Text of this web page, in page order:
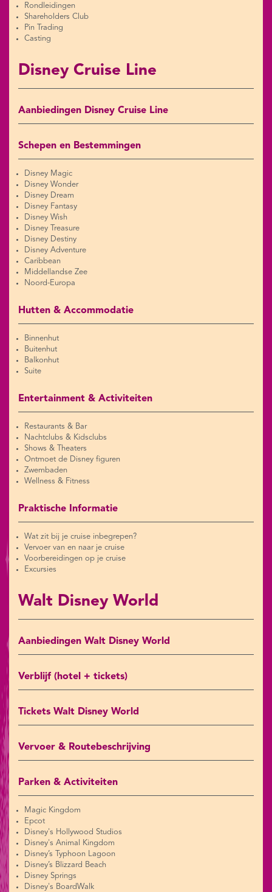
Rondleidingen
Shareholders Club
Pin Trading
Casting
Disney Cruise Line
Aanbiedingen Disney Cruise Line
Schepen en Bestemmingen
Disney Magic
Disney Wonder
Disney Dream
Disney Fantasy
Disney Wish
Disney Treasure
Disney Destiny
Disney Adventure
Caribbean
Middellandse Zee
Noord-Europa
Hutten & Accommodatie
Binnenhut
Buitenhut
Balkonhut
Suite
Entertainment & Activiteiten
Restaurants & Bar
Nachtclubs & Kidsclubs
Shows & Theaters
Ontmoet de Disney figuren
Zwembaden
Wellness & Fitness
Praktische Informatie
Wat zit bij je cruise inbegrepen?
Vervoer van en naar je cruise
Voorbereidingen op je cruise
Excursies
Walt Disney World
Aanbiedingen Walt Disney World
Verblijf (hotel + tickets)
Tickets Walt Disney World
Vervoer & Routebeschrijving
Parken & Activiteiten
Magic Kingdom
Epcot
Disney's Hollywood Studios
Disney's Animal Kingdom
Disney’s Typhoon Lagoon
Disney’s Blizzard Beach
Disney Springs
Disney's BoardWalk